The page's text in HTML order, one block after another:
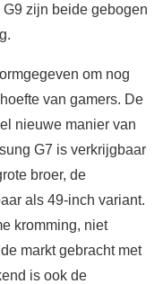
zijn beide gebogen
om nog
van gamers. De
nieuwe manier van
G7 is verkrijgbaar
broer, de
als 49-inch variant.
kromming, niet
markt gebracht met
is ook de